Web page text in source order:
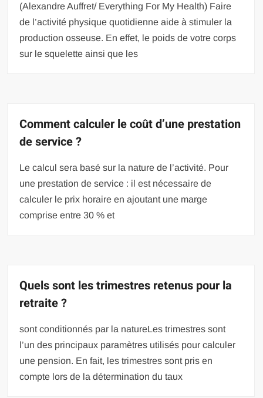
(Alexandre Auffret/ Everything For My Health) Faire
de l’activité physique quotidienne aide à stimuler la
production osseuse. En effet, le poids de votre corps
sur le squelette ainsi que les
Comment calculer le coût d’une prestation
de service ?
Le calcul sera basé sur la nature de l’activité. Pour
une prestation de service : il est nécessaire de
calculer le prix horaire en ajoutant une marge
comprise entre 30 % et
Quels sont les trimestres retenus pour la
retraite ?
sont conditionnés par la natureLes trimestres sont
l’un des principaux paramètres utilisés pour calculer
une pension. En fait, les trimestres sont pris en
compte lors de la détermination du taux